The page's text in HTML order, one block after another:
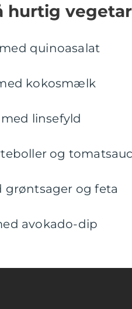
hurtig
quinoasalat
kokosmælk
linsefyld
og
grøntsager og feta
avokado-dip